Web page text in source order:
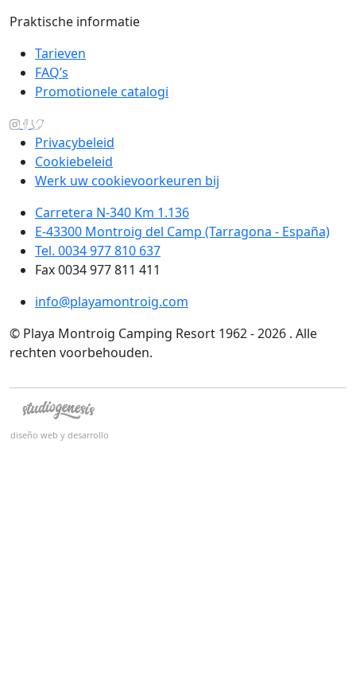
Praktische informatie
Tarieven
FAQ’s
Promotionele catalogi
Privacybeleid
Cookiebeleid
Werk uw cookievoorkeuren bij
Carretera N-340 Km 1.136
E-43300 Montroig del Camp (Tarragona - España)
Tel. 0034 977 810 637
Fax 0034 977 811 411
info@playamontroig.com
© Playa Montroig Camping Resort 1962 - 2026 . Alle
rechten voorbehouden.